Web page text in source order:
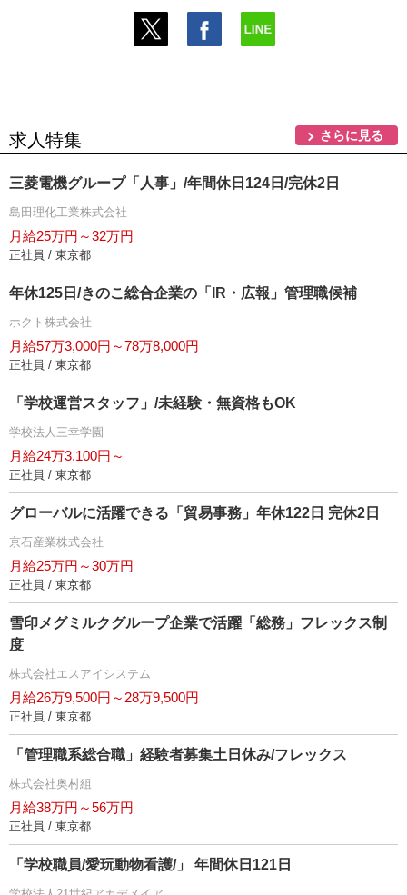
求人特集 さらに見る
三菱電機グループ「人事」/年間休日124日/完休2日
島田理化工業株式会社
月給25万円～32万円
正社員 / 東京都
年休125日/きのこ総合企業の「IR・広報」管理職候補
ホクト株式会社
月給57万3,000円～78万8,000円
正社員 / 東京都
「学校運営スタッフ」/未経験・無資格もOK
学校法人三幸学園
月給24万3,100円～
正社員 / 東京都
グローバルに活躍できる「貿易事務」年休122日 完休2日
京石産業株式会社
月給25万円～30万円
正社員 / 東京都
雪印メグミルクグループ企業で活躍「総務」フレックス制
度
株式会社エスアイシステム
月給26万9,500円～28万9,500円
正社員 / 東京都
「管理職系総合職」経験者募集土日休み/フレックス
株式会社奥村組
月給38万円～56万円
正社員 / 東京都
「学校職員/愛玩動物看護/」 年間休日121日